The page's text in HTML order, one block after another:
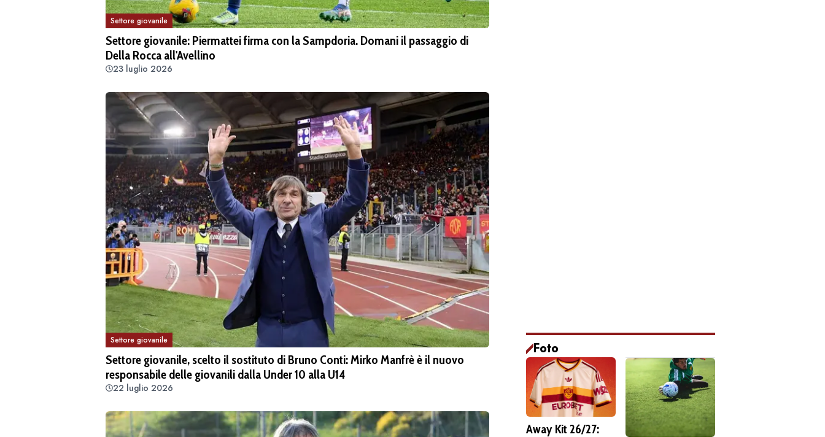
Settore giovanile
Settore giovanile: Piermattei firma con la Sampdoria. Domani il passaggio di
Della Rocca all'Avellino
23 luglio 2026
Settore giovanile
Settore giovanile, scelto il sostituto di Bruno Conti: Mirko Manfrè è il nuovo
responsabile delle giovanili dalla Under 10 alla U14
22 luglio 2026
Foto
Away Kit 26/27: